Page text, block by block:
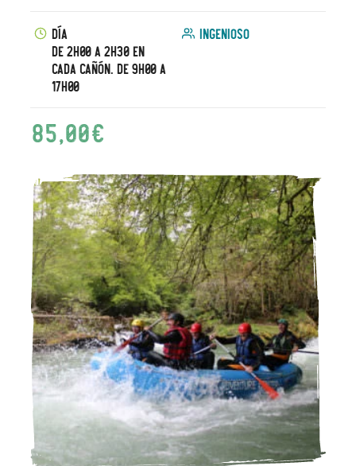
Día
De 2h00 a 2h30 en
cada cañón. De 9h00 a
17h00
Ingenioso
85,00€